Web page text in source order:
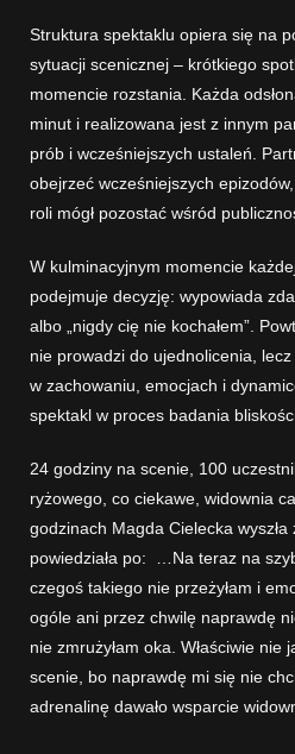
Struktura spektaklu opiera się na
sytuacji scenicznej – krótkiego
momencie rozstania. Każda
minut i realizowana jest z innym
prób i wcześniejszych ustaleń.
obejrzeć wcześniejszych
roli mógł pozostać wśród
W kulminacyjnym momencie
podejmuje decyzję: wypowiada
albo „nigdy cię nie kochałem”.
nie prowadzi do ujednolicenia, lecz
w zachowaniu, emocjach i
spektakl w proces badania
24 godziny na scenie, 100
ryżowego, co ciekawe, widownia
godzinach Magda Cielecka
powiedziała po: …Na teraz na
czegoś takiego nie przeżyłam i
ogóle ani przez chwilę naprawdę
nie zmrużyłam oka. Właściwie nie
scenie, bo naprawdę mi się nie
adrenalinę dawało wsparcie